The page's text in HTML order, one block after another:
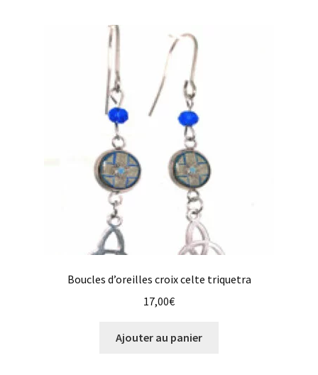
Boucles d’oreilles croix celte triquetra
17,00€
Ajouter au panier